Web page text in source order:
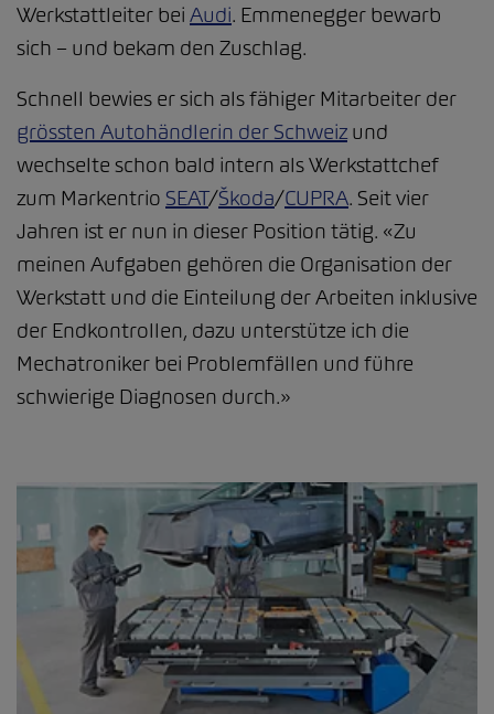
Werkstattleiter bei Audi. Emmenegger bewarb
sich – und bekam den Zuschlag.
Schnell bewies er sich als fähiger Mitarbeiter der
grössten Autohändlerin der Schweizund
wechselte schon bald intern als Werkstattchef
zum Markentrio SEAT/Škoda/CUPRA. Seit vier
Jahren ist er nun in dieser Position tätig. «Zu
meinen Aufgaben gehören die Organisation der
Werkstatt und die Einteilung der Arbeiten inklusive
der Endkontrollen, dazu unterstütze ich die
Mechatroniker bei Problemfällen und führe
schwierige Diagnosen durch.»